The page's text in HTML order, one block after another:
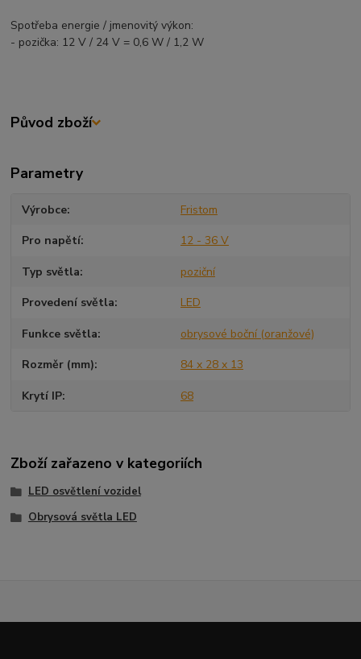
Spotřeba energie / jmenovitý výkon:
- pozička: 12 V / 24 V = 0,6 W / 1,2 W
Původ zboží
Parametry
Výrobce Fristom
Pro napětí 12 - 36 V
Typ světla poziční
Provedení světla LED
Funkce světla obrysové boční (oranžové)
Rozměr (mm) 84 x 28 x 13
Krytí IP 68
Zboží zařazeno v kategoriích
LED osvětlení vozidel
Obrysová světla LED